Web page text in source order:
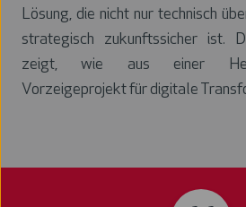
Lösung, die nicht nur technisch
strategisch zukunftssicher ist.
zeigt, wie aus einer
Vorzeigeprojekt für digitale